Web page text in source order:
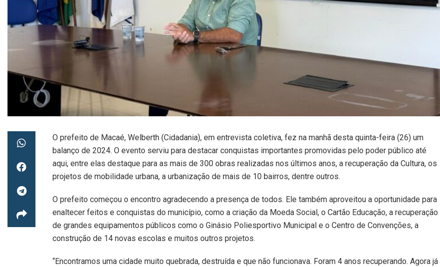
O prefeito de Macaé, Welberth (Cidadania), em entrevista coletiva, fez na manhã desta quinta-feira (26) um
balanço de 2024. O evento serviu para destacar conquistas importantes promovidas pelo poder público até
aqui, entre elas destaque para as mais de 300 obras realizadas nos últimos anos, a recuperação da Cultura, os
projetos de mobilidade urbana, a urbanização de mais de 10 bairros, dentre outros.
O prefeito começou o encontro agradecendo a presença de todos. Ele também aproveitou a oportunidade para
enaltecer feitos e conquistas do município, como a criação da Moeda Social, o Cartão Educação, a recuperação
de grandes equipamentos públicos como o Ginásio Poliesportivo Municipal e o Centro de Convenções, a
construção de 14 novas escolas e muitos outros projetos.
“Encontramos uma cidade muito quebrada, destruída e que não funcionava. Foram 4 anos recuperando. Agora já